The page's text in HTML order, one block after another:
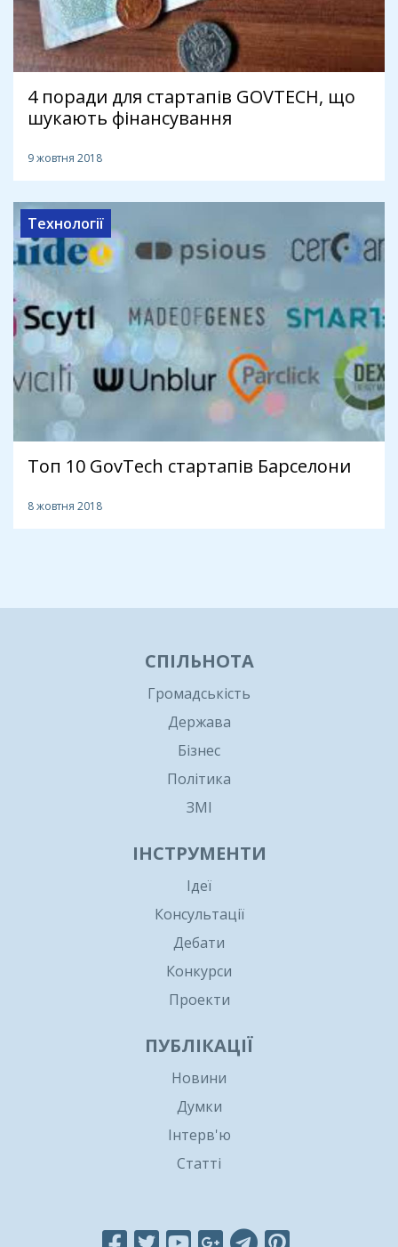
4 поради для стартапів GOVTECH, що
шукають фінансування
9 жовтня 2018
Технології
Топ 10 GovTech стартапів Барселони
8 жовтня 2018
СПІЛЬНОТА
Громадськість
Держава
Бізнес
Політика
ЗМІ
ІНСТРУМЕНТИ
Ідеї
Консультації
Дебати
Конкурси
Проекти
ПУБЛІКАЦІЇ
Новини
Думки
Інтерв'ю
Статті